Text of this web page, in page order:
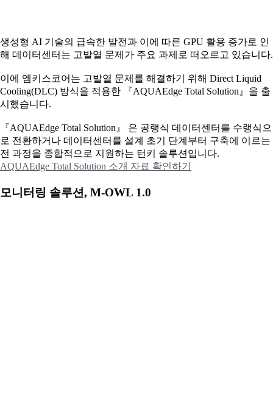
생성형 AI 기술의 급속한 발전과 이에 따른 GPU 활용 증가로 인
해 데이터센터는 고발열 문제가 주요 과제로 떠오르고 있습니다.
이에 엠키스코어는 고발열 문제를 해결하기 위해 Direct Liquid
Cooling(DLC) 방식을 적용한 『AQUAEdge Total Solution』을 출
시했습니다.
『AQUAEdge Total Solution』 은 공랭식 데이터센터를 수랭식으
로 전환하거나 데이터센터를 설계 초기 단계부터 구축에 이르는
전 과정을 종합적으로 지원하는 턴키 솔루션입니다.
AQUAEdge Total Solution 소개 자료 확인하기
모니터링 솔루션, M-OWL 1.0